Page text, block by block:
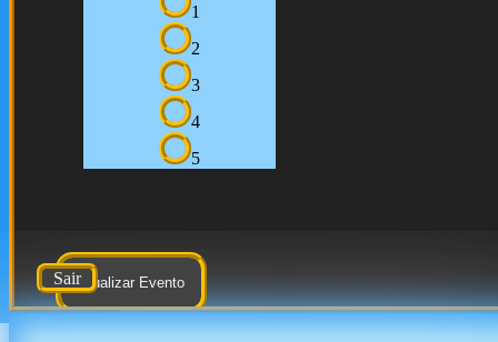
1
2
3
4
5
Atualizar Evento
Sair